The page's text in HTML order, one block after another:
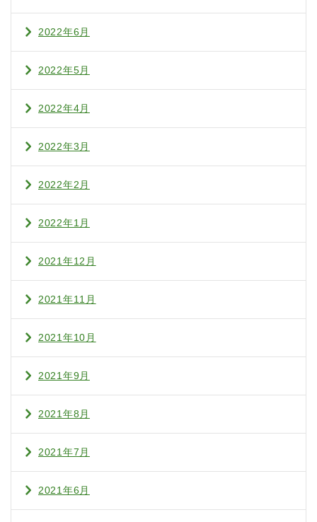
2022年6月
2022年5月
2022年4月
2022年3月
2022年2月
2022年1月
2021年12月
2021年11月
2021年10月
2021年9月
2021年8月
2021年7月
2021年6月